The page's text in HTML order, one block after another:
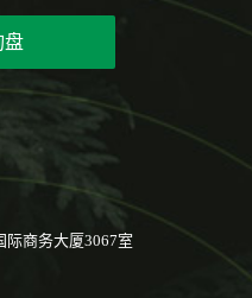
盘
际商务大厦3067室